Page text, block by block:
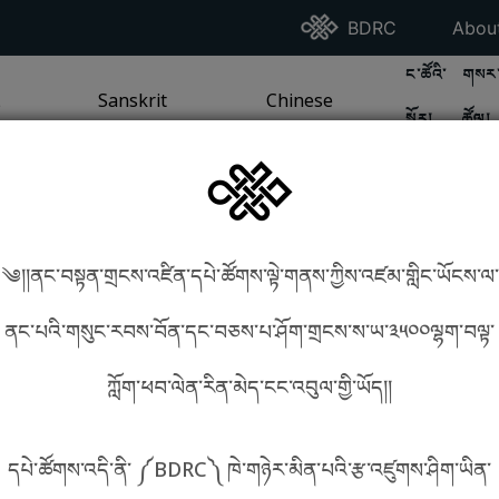
Go To BDRC
BDRC Go
/ SEA TRADITIONPAGE
GO TOSANSKRIT TRADITION
Sanskrit
GO TOCHINESE TRADITION
Chinese
GO TO
ང་ཚོའི་
སྐོར།
GO
ཚོལ།
༄།།ནང་བསྟན་གྲངས་འཛིན་དཔེ་ཚོགས་ལྟེ་གནས་ཀྱིས་འཛམ་གླིང་ཡོངས་ལ་
ནང་པའི་གསུང་རབས་བོན་དང་བཅས་པ་ཤོག་གྲངས་ས་ཡ་༣༥༠༠ལྷག་བལྟ་
ཀློག་ཕབ་ལེན་རིན་མེད་ངང་འབུལ་གྱི་ཡོད།།
དཔེ་ཚོགས་འདི་ནི་ ༼BDRC༽ ཁེ་གཉེར་མིན་པའི་རྩ་འཛུགས་ཤིག་ཡིན་
phonetics! How to find things?